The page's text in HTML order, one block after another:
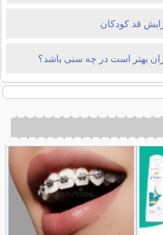
قد کودکان
بهتر است در چه سنی باشد؟